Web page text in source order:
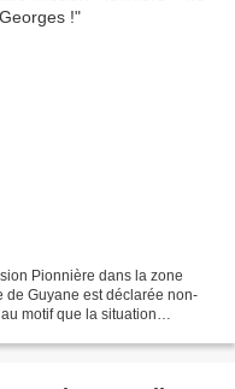
Pionnière dans la zone
de Guyane est déclarée non-
motif que la situation